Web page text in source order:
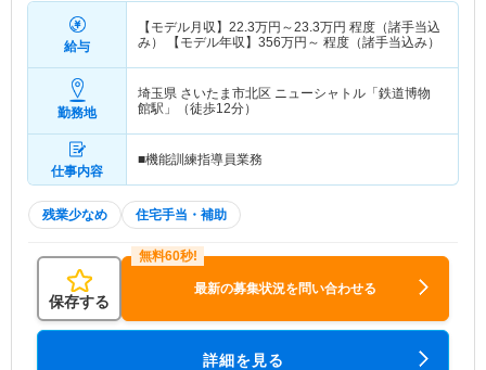
給与
【モデル月収】 22.3万円～23.3万円 程度（諸手当込
み） 【モデル年収】 356万円～ 程度（諸手当込み）
勤務地
埼玉県 さいたま市北区 ニューシャトル「鉄道博物
館駅」（徒歩12分）
仕事内容
■機能訓練指導員業務
残業少なめ 住宅手当・補助
保存する
最新の募集状況を問い合わせる
詳細を見る